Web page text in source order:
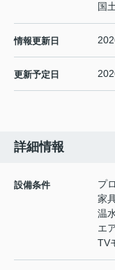
国
情報更新日
更新予定日
詳細情報
設備条件
プ
家
温
エ
TV